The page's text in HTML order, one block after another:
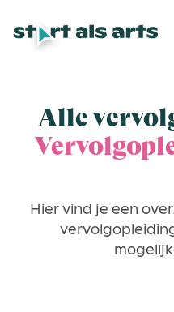
Alle
Hier vind je een